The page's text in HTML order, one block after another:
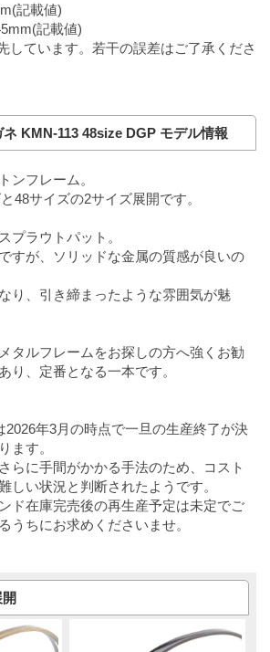
記載値)
記載値)
しています。若干の誤差はご了承くださ
KMN-113 48size DGP モデル情報
ンフレーム。
48サイズの2サイズ展開です。
プラウトパット。
すが、ソリッドな金属の質感が良いの
り、引き締まったような雰囲気が魅
タルフレームをお探しの方へ強くお勧
り、定番となる一本です。
2026年3月の時点で一旦の生産終了が決
ます。
らに手間がかかる手法のため、コスト
しい状況と判断されたようです。
ド在庫完売後の再生産予定は未定でご
うちにお求めくださいませ。